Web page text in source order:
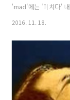
'mad'에는 '미치다'
니다. 요새 국민들은
연계하여 정신나간
only three wheels
로저테일러의 모습
로, 로저테일러는 'I'm
2016. 11. 18.